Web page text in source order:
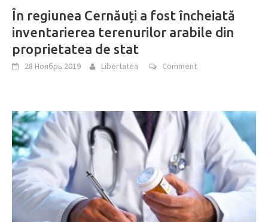
În regiunea Cernăuți a fost încheiată
inventarierea terenurilor arabile din
proprietatea de stat
28 Ноябрь 2019 Libertatea Comment